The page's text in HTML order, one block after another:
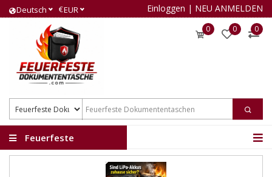
Deutsch €EUR Einloggen | NEU ANMELDEN
0 0 0
Feuerfeste